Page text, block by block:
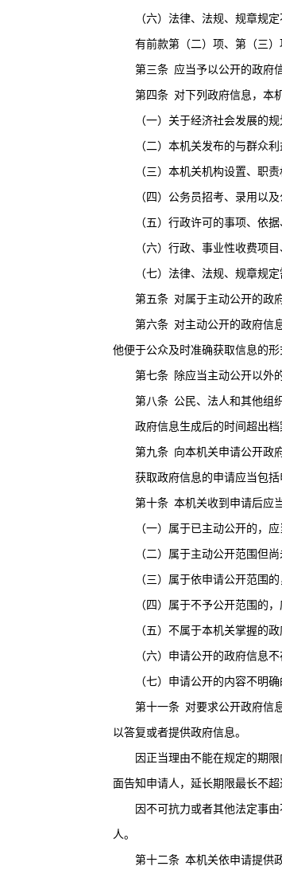
（六）法律、法规、规章规定
有前款第（二）项、第（三）
第三条 应当予以公开的政府
第四条 对下列政府信息，本
（一）关于经济社会发展的规
（二）本机关发布的与群众利
（三）本机关机构设置、职责
（四）公务员招考、录用以及
（五）行政许可的事项、依据
（六）行政、事业性收费项目
（七）法律、法规、规章规定
第五条 对属于主动公开的政
第六条 对主动公开的政府信
他便于公众及时准确获取信息的形
第七条 除应当主动公开以外
第八条 公民、法人和其他组
政府信息生成后的时间超出档
第九条 向本机关申请公开政
获取政府信息的申请应当包括
第十条 本机关收到申请后应
（一）属于已主动公开的，应
（二）属于主动公开范围但尚
（三）属于依申请公开范围的
（四）属于不予公开范围的，
（五）不属于本机关掌握的政
（六）申请公开的政府信息不
（七）申请公开的内容不明确
第十一条 对要求公开政府信
以答复或者提供政府信息。
因正当理由不能在规定的期限
面告知申请人，延长期限最长不超
因不可抗力或者其他法定事由
人。
第十二条 本机关依申请提供